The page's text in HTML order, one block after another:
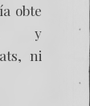
obte
y
ni